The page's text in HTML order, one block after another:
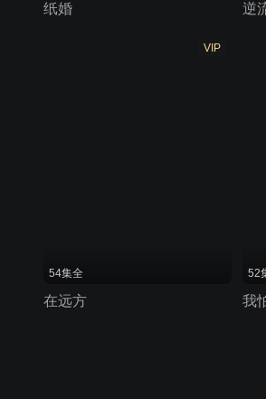
纸婚 逆
VIP
54集全
在远方
52
我